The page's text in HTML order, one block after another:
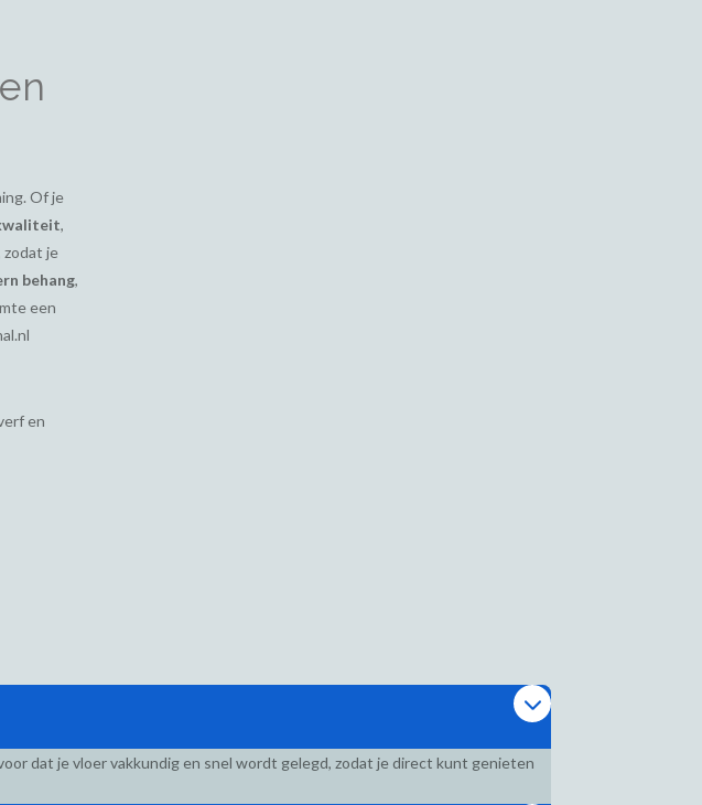
Of je
,
zodat je
behang,
een
en
dat je vloer vakkundig en snel wordt gelegd, zodat je direct kunt genieten